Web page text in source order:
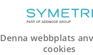
Denna webbplats
cookies